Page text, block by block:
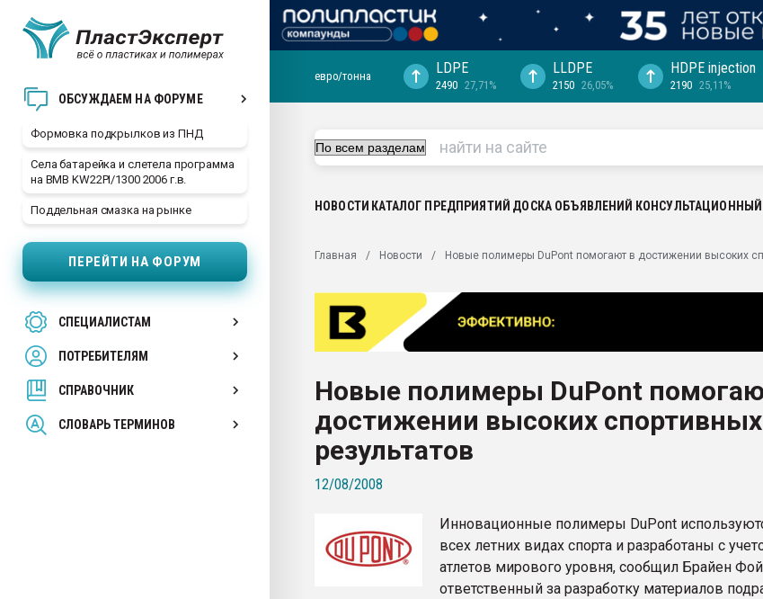
ОБСУЖДАЕМ НА ФОРУМЕ
Формовка подкрылков из ПНД
Села батарейка и слетела программа
на BMB KW22PI/1300 2006 г.в.
Поддельная смазка на рынке
ПЕРЕЙТИ НА ФОРУМ
СПЕЦИАЛИСТАМ
ПОТРЕБИТЕЛЯМ
СПРАВОЧНИК
СЛОВАРЬ ТЕРМИНОВ
29.07.2026 ФРП помог "Ижевскому
Вакуум-формовочные машины:
28.07.2026 Автоматизация выходит на
первый план в переработке
пластмасс
ситуацией на строительном рынке
Всё, что касается выдува ПЭТ
бутылок
ПЕРЕЙТИ НА ФОРУМ
евро/тонна LDPE
2490 27,71%
LLDPE
2150 26,05%
HDPE injection
2190 25,11%
НОВОСТИ КАТАЛОГ ПРЕДПРИЯТИЙ ДОСКА ОБЪЯВЛЕНИЙ
Главная Новости Новые полимеры DuPont помогают в достижении высоких
Новые полимеры DuPont
достижении высоких спортивных
результатов
12/08/2008
Инновационные полимеры DuPont
всех летних видах спорта и разработаны с
атлетов мирового уровня, сообщил Брайен
ответственный за разработку материалов